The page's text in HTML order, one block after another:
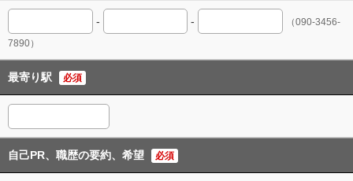
- -
（090-3456-
7890）
最寄り駅 必須
自己PR、職歴の要約、希望 必須